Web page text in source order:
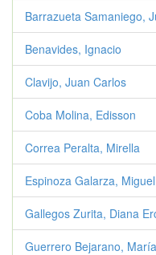
Barrazueta Samaniego,
Benavides, Ignacio
Clavijo, Juan Carlos
Coba Molina, Edisson
Correa Peralta, Mirella
Espinoza Galarza, Miguel
Gallegos Zurita, Diana
Guerrero Bejarano,